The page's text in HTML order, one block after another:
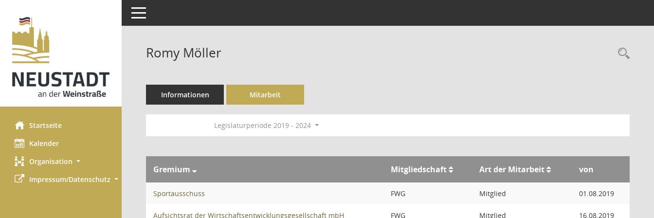
Startseite
Kalender
Organisation
Impressum/Datenschutz
Toggle navigation
Romy Möller
Informationen Mitarbeit
Legislaturperiode 2019 - 2024
Gremium Mitgliedschaft Art der Mitarbeit von
Sportausschuss FWG Mitglied 01.08.2019
Aufsichtsrat der Wirtschaftsentwicklungsgesellschaft mbH FWG Mitglied 16.08.2019